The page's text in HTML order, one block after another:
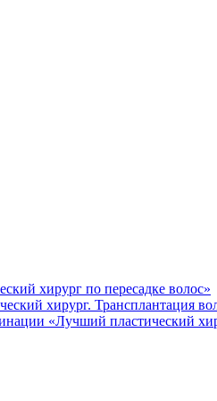
хирург по пересадке волос»
хирург. Трансплантация
«Лучший пластический